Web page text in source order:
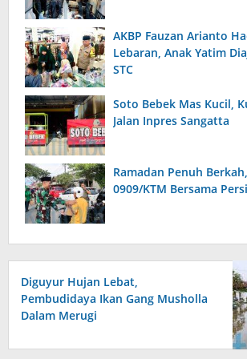
AKBP Fauzan Arianto
Lebaran, Anak Yatim
STC
Soto Bebek Mas Kucil,
Jalan Inpres Sangatta
Ramadan Penuh
0909/KTM Bersama
Diguyur Hujan Lebat,
Pembudidaya Ikan Gang Musholla
Dalam Merugi